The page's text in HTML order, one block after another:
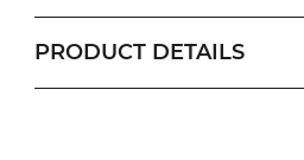
PRODUCT DETAILS